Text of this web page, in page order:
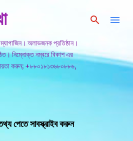
সামগ্রীতে চলে যান
ম্যাগাজিন। অলাভজনক প্রতিষ্ঠান।
নিম্নোক্ত নম্বরে বিকাশ এর
করুন; +৮৮০১৮১৩৬৮০৮৮৬,
পেতে সাবস্ক্রাইব করুন